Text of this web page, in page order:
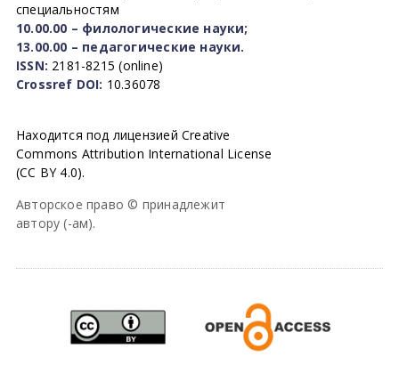
специальностям
10.00.00 – филологические науки;
13.00.00 – педагогические науки.
ISSN: 2181-8215 (online)
Crossref DOI: 10.36078
Находится под лицензией Creative
Commons Attribution International License
(CC BY 4.0).
Авторское право © принадлежит
автору (-ам).